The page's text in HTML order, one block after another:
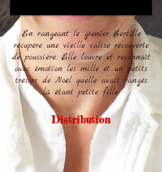
En rangeant le grenier, Bertille
récupère une vieille valise recouverte
de poussière. Elle l’ouvre et reconnaît
avec émotion les mille et un petits
trésors de Noël qu’elle avait rangés
là étant petite fille.
Distribution